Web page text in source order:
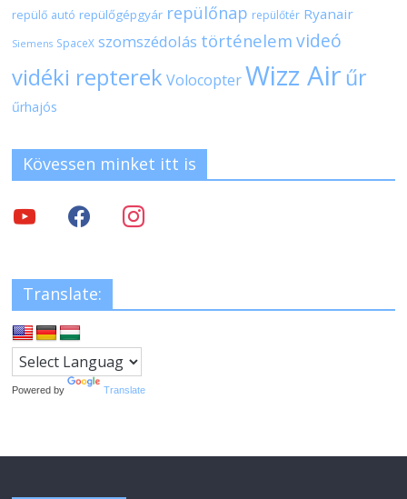
repülő autó repülőgépgyár repülőnap repülőtér Ryanair
Siemens SpaceX szomszédolás történelem videó
vidéki repterek Volocopter Wizz Air űr
űrhajós
Kövessen minket itt is
Translate:
Powered by Translate